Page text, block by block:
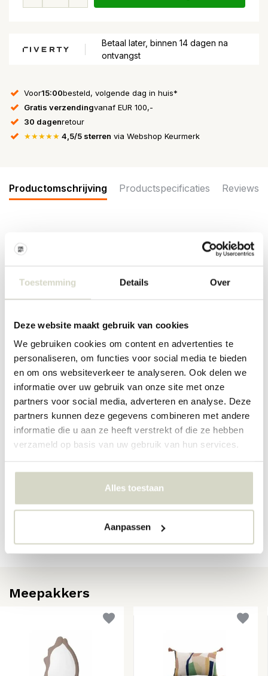
Toestemming Details Over
Deze website maakt gebruik van cookies
We gebruiken cookies om content en advertenties te
personaliseren, om functies voor social media te bieden
en om ons websiteverkeer te analyseren. Ook delen we
informatie over uw gebruik van onze site met onze
partners voor social media, adverteren en analyse. Deze
partners kunnen deze gegevens combineren met andere
informatie die u aan ze heeft verstrekt of die ze hebben
verzameld op basis van uw gebruik van hun services.
Alles toestaan
Aanpassen
Betaal later, binnen 14 dagen na
ontvangst
Voor15:00besteld, volgende dag in huis*
Gratis verzendingvanaf EUR 100,-
30 dagenretour
★★★★★ 4,5/5 sterren via Webshop Keurmerk
Productomschrijving Productspecificaties Reviews
Collection is een wanddecoratie met een strak grafisch stilleven
Afmeting: lengte 40 x hoogte 40 x breedte 2cm
PRODUCTSPECIFICATIES
Artikelnummer 82063584
SKU 82063584
EAN 5711173362523
Reviews
Er zijn nog geen reviews geschreven over dit product..
Meepakkers